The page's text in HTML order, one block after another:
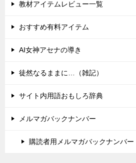
教材アイテムレビュー一覧
おすすめ有料アイテム
AI女神アセナの導き
徒然なるままに…（雑記）
サイト内用語おもしろ辞典
メルマガバックナンバー
購読者用メルマガバックナンバー